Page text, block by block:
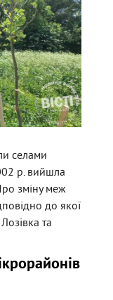
селами
р. вийшла
зміну меж
до якої
та